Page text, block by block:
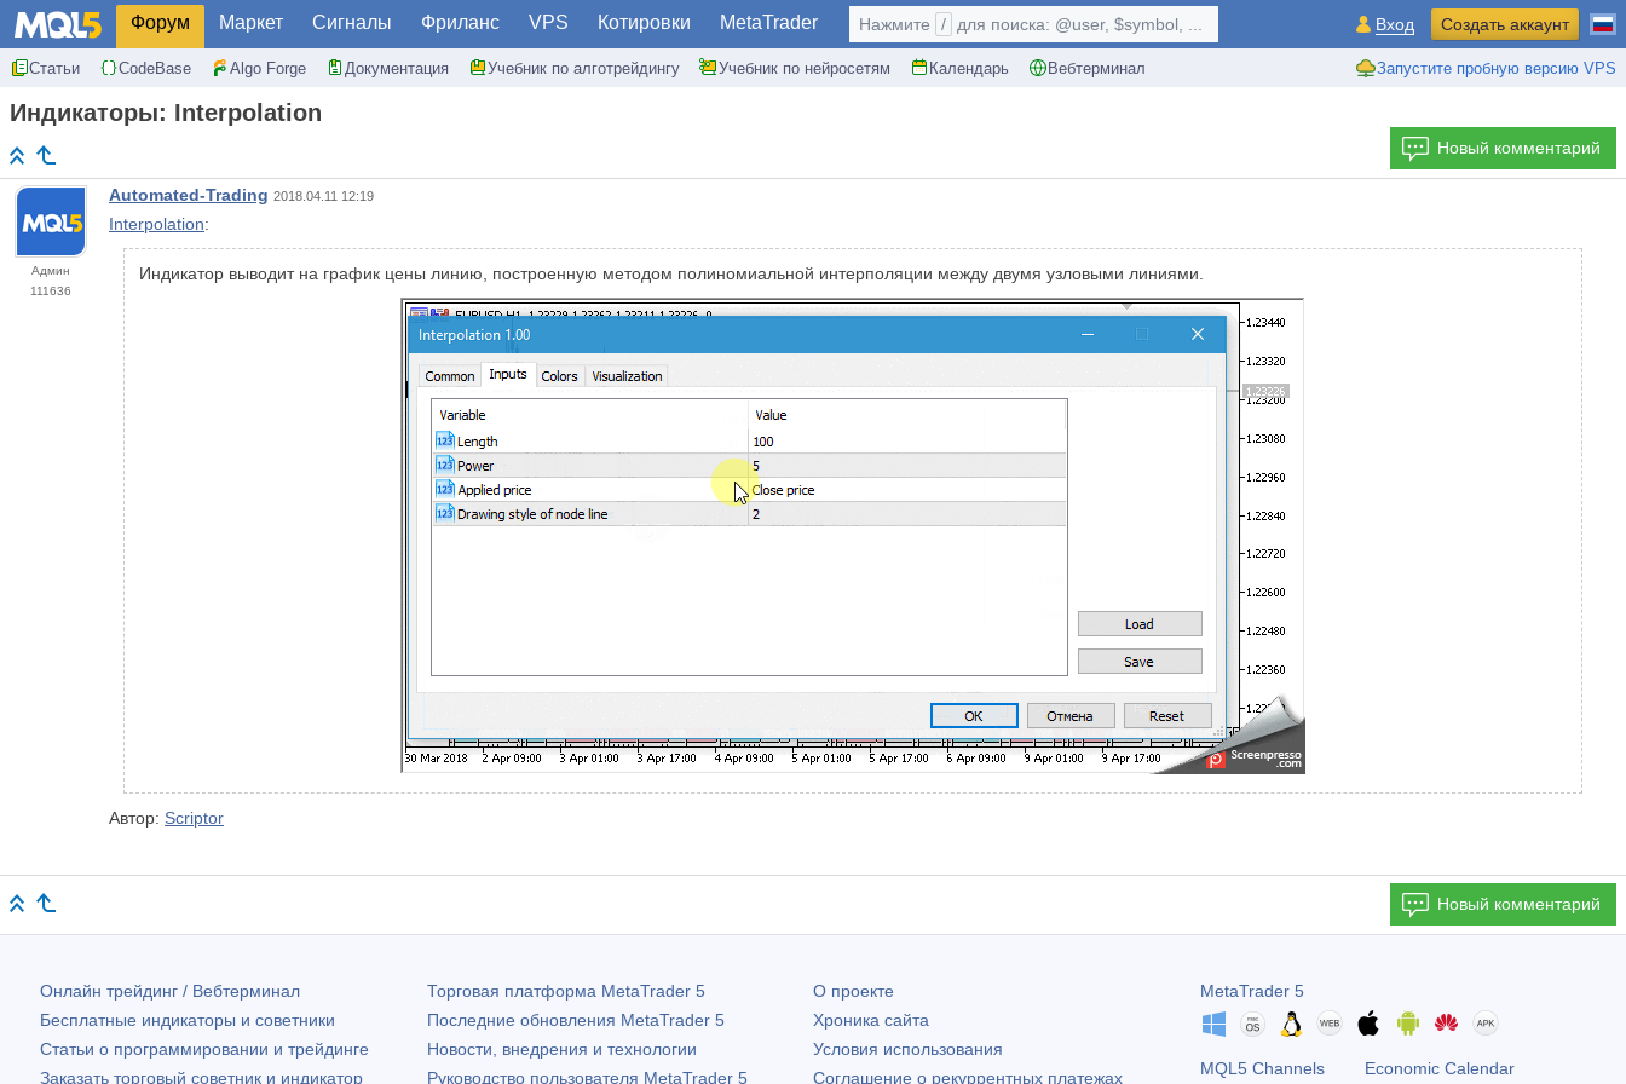
Форум Маркет Сигналы Фриланс VPS Котировки MetaTrader
Статьи CodeBase Algo Forge Документация Учебник по алготрейдингу Учебник по нейросетям Календарь Вебтерминал Запустите пробную версию VPS
Нажмите / для поиска: @user, $symbol, ... Вход Создать аккаунт
Индикаторы: Interpolation
Новый комментарий
Админ
111636
Automated-Trading 2018.04.11 12:19
Interpolation:
Индикатор выводит на график цены линию, построенную методом полиномиальной интерполяции между двумя узловыми линиями.
Автор: Scriptor
Новый комментарий
Онлайн трейдинг / Вебтерминал
Бесплатные индикаторы и советники
Статьи о программировании и трейдинге
Заказать торговый советник и индикатор
Торговая платформа MetaTrader 5
Последние обновления MetaTrader 5
Новости, внедрения и технологии
Руководство пользователя MetaTrader 5
О проекте
Хроника сайта
Условия использования
Соглашение о рекуррентных платежах
MetaTrader 5
MQL5 Channels Economic Calendar